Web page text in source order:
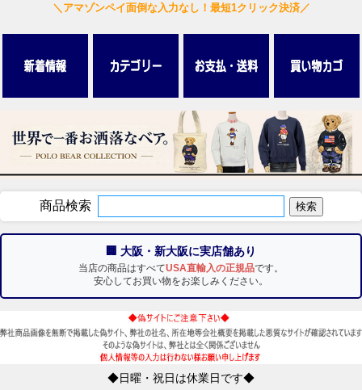
＼アマゾンペイ面倒な入力なし！最短1クリック決済／
商品検索
🏢 大阪・新大阪に実店舗あり
当店の商品はすべてUSA直輸入の正規品です。
安心してお買い物をお楽しみください。
◆日曜・祝日は休業日です◆